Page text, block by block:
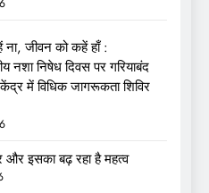
जीवन को कहें हाँ :
नशा निषेध दिवस पर गरियाबंद
में विधिक जागरूकता शिविर
और इसका बढ़ रहा है महत्व